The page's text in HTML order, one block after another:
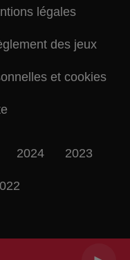
légales
des jeux
et cookies
2024 2023